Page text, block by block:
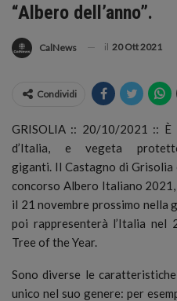
“Albero dell’anno”.
CalNews il 20 Ott 2021
Condividi
GRISOLIA :: 20/10/2021 ::
d’Italia, e vegeta
giganti. Il Castagno di
concorso Albero Italiano
il 21 novembre prossimo nella
poi rappresenterà l’Italia
Tree of the Year.
Sono diverse le
unico nel suo genere: per